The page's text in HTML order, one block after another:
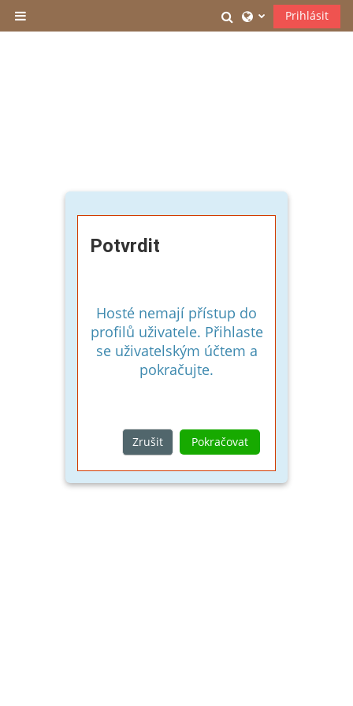
Boční panel
PřepnoutPrihlásit
Potvrdit
Hosté nemají přístup do
profilů uživatele. Přihlaste
se uživatelským účtem a
pokračujte.
Zrušit Pokračovat